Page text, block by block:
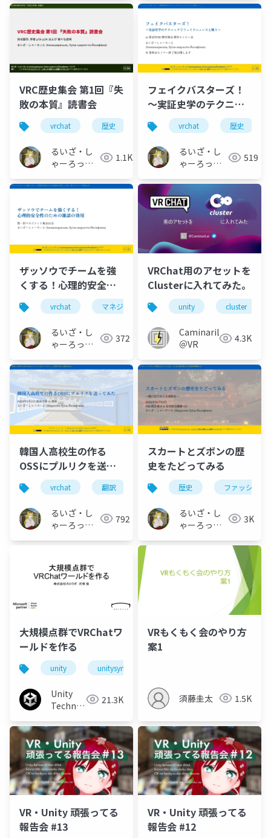
Луiза-
шарлотта
Йосифівна)
VRC歴史集会 第1回『失
敗の本質』読書会
vrchat 歴史 vrc歴史集会 読書会
るいざ・し
ゃーろっと
Луiза-
Йосифівна)
1.1K
フェイクバスターズ！
〜実証史学のテクニッ
クでフェイクニュース
と戦う〜
vrchat 歴史
るいざ・し
ゃーろっと
Луiза-
шарлотта
Йосифівна)
519
ザッソウでチームを強
くする！心理的安全性
のための雑談の効用
vrchat マネジメント集会 心理的安全性
るいざ・し
ゃーろっと
Луiза-
шарлотта
Йосифівна)
372
VRChat用のアセットを
Clusterに入れてみた。
unity cluster
CaminariLei
＠VR
4.3K
韓国人高校生の作る
OSSにプルリクを送っ
てみたvrchat 翻訳 音声認識 oss 国際
るいざ・し
ゃーろっと
Йосифівна)
792
スカートとズボンの歴
史をたどってみる
歴史 ファッション
るいざ・し
ゃーろっと
Йосифівна)
3K
大規模点群でVRChatワ
ールドを作る
unity unitysync
Unity
Technologies21.3K
VRもくもく会のやり方
案1
須藤圭太 1.5K
VR・Unity 頑張ってる
報告会 #13
VR・Unity 頑張ってる
報告会 #12